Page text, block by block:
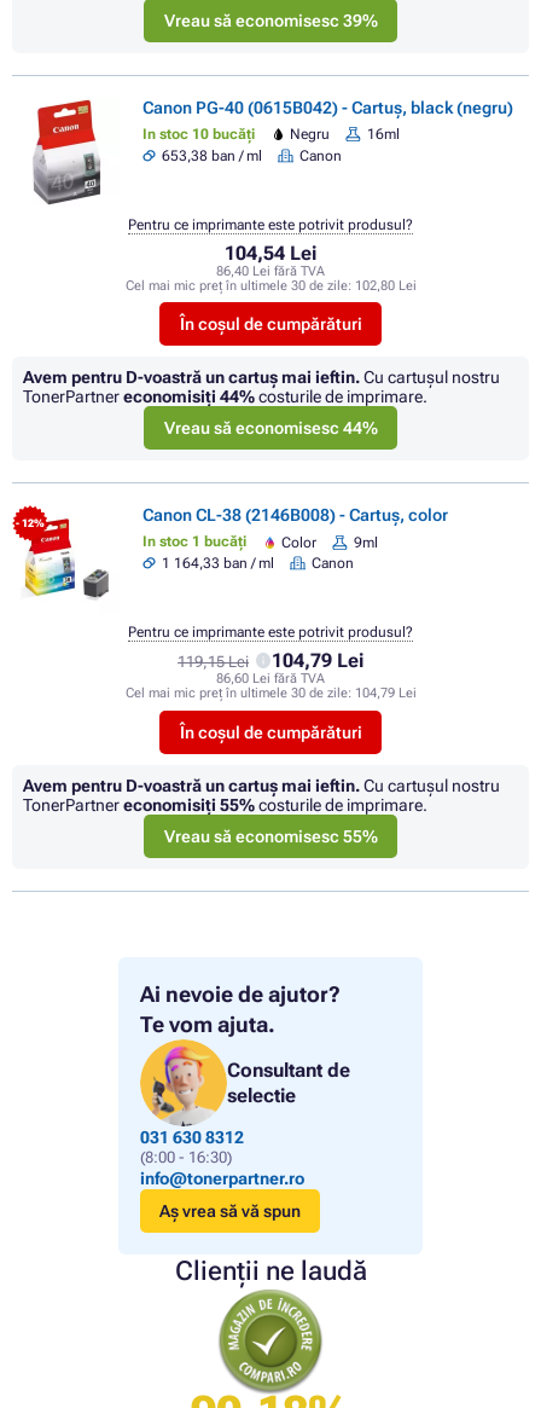
Ai nevoie de ajutor?
Te vom ajuta.
Consultant de
selectie
031 630 8312
(8:00 - 16:30)
info@tonerpartner.ro
Aș vrea să vă spun
Clienții ne laudă
Vreau să economisesc 39%
Canon PG-40 (0615B042) - Cartuș, black (negru)
In stoc 10 bucăți Negru
16ml
653,38 ban / ml
Canon
104,54 Lei
86,40 Lei fără TVA
Cel mai mic preț în ultimele 30 de zile: 102,80 Lei
În coșul de cumpărături
Pentru ce imprimante este potrivit produsul?
Avem pentru D-voastră un cartuș mai ieftin.Cu cartuşul nostru
TonerPartnereconomisiţi 44%costurile de imprimare.
Vreau să economisesc 44%
- 12% Canon CL-38 (2146B008) - Cartuș, color
In stoc 1 bucăți Color
9ml
1 164,33 ban / ml
Canon
119,15 Lei 104,79 Lei
86,60 Lei fără TVA
Cel mai mic preț în ultimele 30 de zile: 104,79 Lei
În coșul de cumpărături
Pentru ce imprimante este potrivit produsul?
Avem pentru D-voastră un cartuș mai ieftin.Cu cartuşul nostru
TonerPartnereconomisiţi 55%costurile de imprimare.
Vreau să economisesc 55%